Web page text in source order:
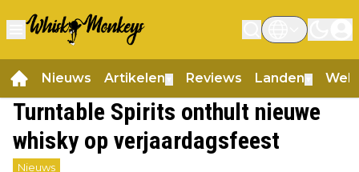
Nieuws Artikelen Reviews Landen
Turntable Spirits onthult nieuwe
whisky op verjaardagsfeest
Nieuws